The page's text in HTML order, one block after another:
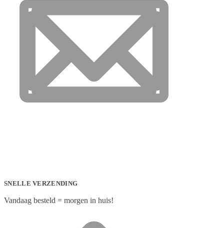
SNELLE VERZENDING
Vandaag besteld = morgen in huis!